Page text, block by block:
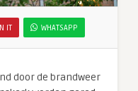
IT WHATSAPP
door de brandweer